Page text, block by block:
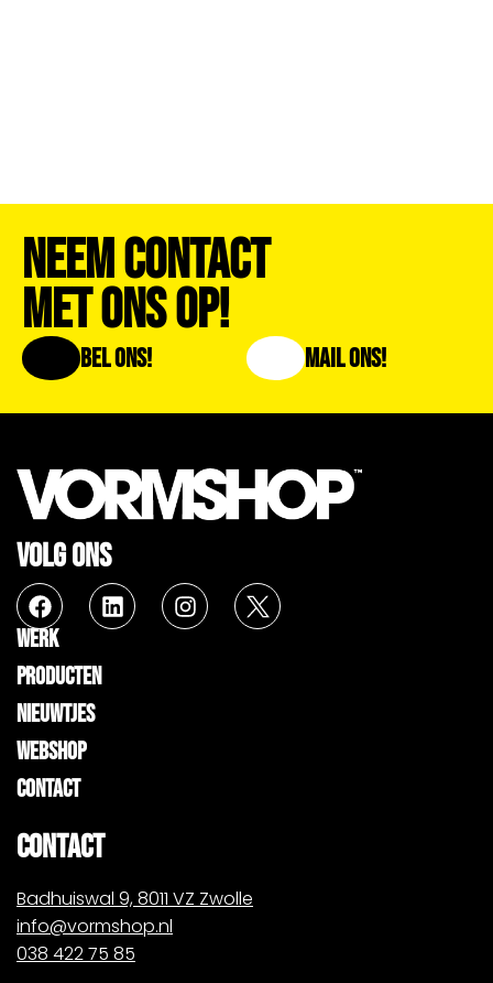
Neem Contact
Met Ons Op!
Bel Ons! Mail Ons!
VOLG ONS
WERK
PRODUCTEN
NIEUWTJES
WEBSHOP
CONTACT
CONTACT
Badhuiswal 9, 8011 VZ Zwolle
info@vormshop.nl
038 422 75 85